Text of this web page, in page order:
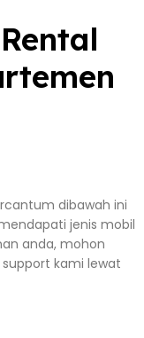
dibawah ini
jenis mobil
anda, mohon
kami lewat